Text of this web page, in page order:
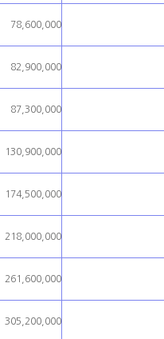
78,600,000
82,900,000
87,300,000
130,900,000
174,500,000
218,000,000
261,600,000
305,200,000